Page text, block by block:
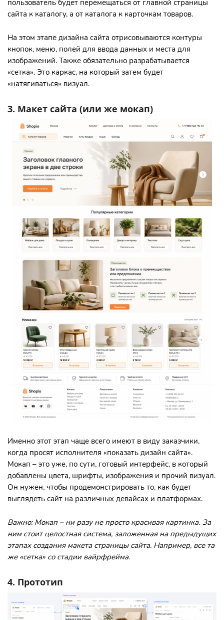
пользователь будет перемещаться от главной страницы
сайта к каталогу, а от каталога к карточкам товаров.
На этом этапе дизайна сайта отрисовываются контуры
кнопок, меню, полей для ввода данных и места для
изображений. Также обязательно разрабатывается
«сетка». Это каркас, на который затем будет
«натягиваться» визуал.
3. Макет сайта (или же мокап)
Именно этот этап чаще всего имеют в виду заказчики,
когда просят исполнителя «показать дизайн сайта».
Мокап – это уже, по сути, готовый интерфейс, в который
добавлены цвета, шрифты, изображения и прочий визуал.
Он нужен, чтобы продемонстрировать то, как будет
выглядеть сайт на различных девайсах и платформах.
Важно: Мокап – ни разу не просто красивая картинка. За
ним стоит целостная система, заложенная на предыдущих
этапах создания макета страницы сайта. Например, все та
же «сетка» со стадии вайрфрейма.
4. Прототип